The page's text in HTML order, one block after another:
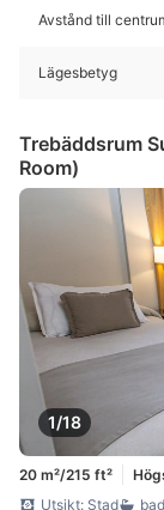
Avstånd till
Lägesbetyg
Trebäddsrum
Room)
1/18
20 m²/215 ft²
Utsikt: Stad